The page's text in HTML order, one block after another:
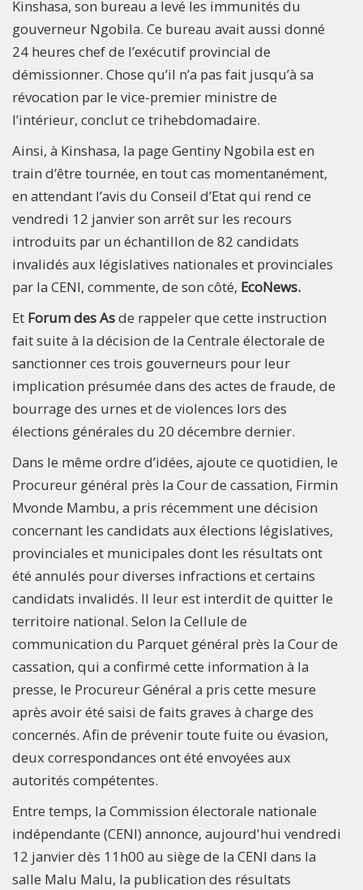
Kinshasa, son bureau a levé les immunités du
gouverneur Ngobila. Ce bureau avait aussi donné
24 heures chef de l’exécutif provincial de
démissionner. Chose qu’il n’a pas fait jusqu’à sa
révocation par le vice-premier ministre de
l’intérieur, conclut ce trihebdomadaire.
Ainsi, à Kinshasa, la page Gentiny Ngobila est en
train d’être tournée, en tout cas momentanément,
en attendant l’avis du Conseil d’Etat qui rend ce
vendredi 12 janvier son arrêt sur les recours
introduits par un échantillon de 82 candidats
invalidés aux législatives nationales et provinciales
par la CENI, commente, de son côté, EcoNews.
Et Forum des Asde rappeler que cette instruction
fait suite à la décision de la Centrale électorale de
sanctionner ces trois gouverneurs pour leur
implication présumée dans des actes de fraude, de
bourrage des urnes et de violences lors des
élections générales du 20 décembre dernier.
Dans le même ordre d’idées, ajoute ce quotidien, le
Procureur général près la Cour de cassation, Firmin
Mvonde Mambu, a pris récemment une décision
concernant les candidats aux élections législatives,
provinciales et municipales dont les résultats ont
été annulés pour diverses infractions et certains
candidats invalidés. Il leur est interdit de quitter le
territoire national. Selon la Cellule de
communication du Parquet général près la Cour de
cassation, qui a confirmé cette information à la
presse, le Procureur Général a pris cette mesure
après avoir été saisi de faits graves à charge des
concernés. Afin de prévenir toute fuite ou évasion,
deux correspondances ont été envoyées aux
autorités compétentes.
Entre temps, la Commission électorale nationale
indépendante (CENI) annonce, aujourd'hui vendredi
12 janvier dès 11h00 au siège de la CENI dans la
salle Malu Malu, la publication des résultats